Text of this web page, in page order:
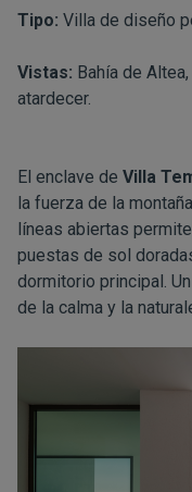
Tipo: Villa de diseño
Vistas: Bahía de
atardecer.
El enclave de Villa
la fuerza de la
líneas abiertas
puestas de sol
dormitorio principal.
de la calma y la